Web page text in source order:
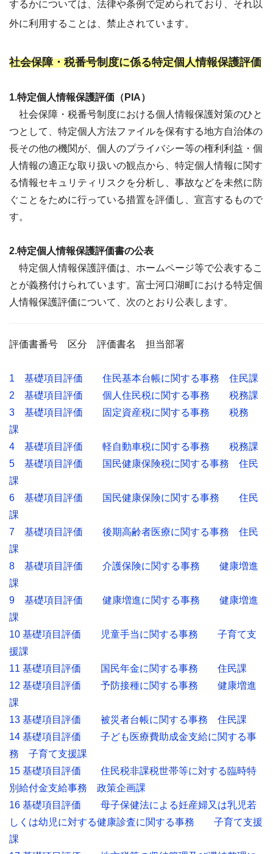
するかについては、法律や条例で定められており、それ以
外に利用することは、禁止されています。
社会保障・税番号制度に係る特定個人情報保護評価
1.特定個人情報保護評価（PIA）
社会保障・税番号制度における個人情報保護対策のひと
つとして、特定個人方法ファイルを保有する地方自治体の
長その他の機関が、個人のプライバシー等の権利利益・個
人情報の適正な取り扱いの観点から、特定個人情報に関す
る情報セキュリティリスクを分析し、事故などを未然に防
ぐことをために行っている措置を評価し、宣言するもので
す。
2.特定個人情報保護評価書の公表
特定個人情報保護評価は、ホームページ等で公表するこ
とが義務付けられています。富士河口湖町における特定個
人情報保護評価について、次のとおり公表します。
評価書番号 区分 評価書名 担当部署
1 基礎項目評価 住民基本台帳に関する事務 住民課
2 基礎項目評価 個人住民税に関する事務 税務課
3 基礎項目評価 固定資産税に関する事務 税務
課
4 基礎項目評価 軽自動車税に関する事務 税務課
5 基礎項目評価 国民健康保険税に関する事務 住民
課
6 基礎項目評価 国民健康保険に関する事務 住民
課
7 基礎項目評価 後期高齢者医療に関する事務 住民
課
8 基礎項目評価 介護保険に関する事務 健康増進
課
9 基礎項目評価 健康増進に関する事務 健康増進
課
10 基礎項目評価 児童手当に関する事務 子育て支
援課
11 基礎項目評価 国民年金に関する事務 住民課
12 基礎項目評価 予防接種に関する事務 健康増進
課
13 基礎項目評価 被災者台帳に関する事務 住民課
14 基礎項目評価 子ども医療費助成金支給に関する事
務 子育て支援課
15 基礎項目評価 住民税非課税世帯等に対する臨時特
別給付金支給事務 政策企画課
16 基礎項目評価 母子保健法による妊産婦又は乳児若
しくは幼児に対する健康診査に関する事務 子育て支援
課